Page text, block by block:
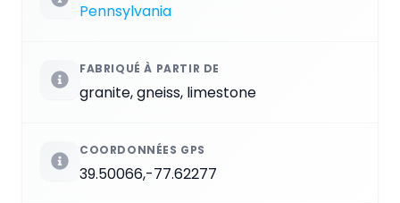
Pennsylvania
FABRIQUÉ À PARTIR DE
granite, gneiss, limestone
COORDONNÉES GPS
39.50066,-77.62277